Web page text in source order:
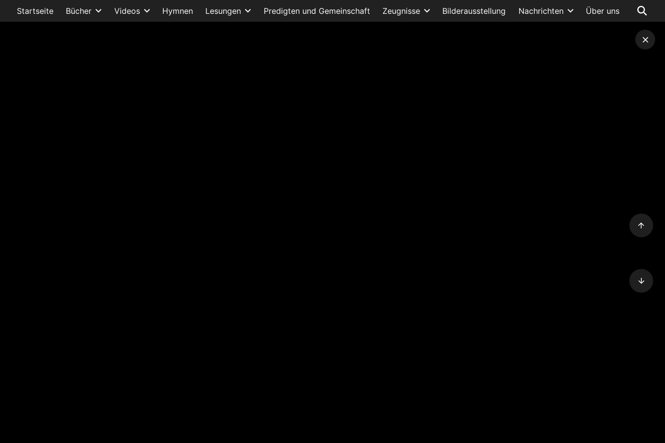
Startseite Bücher Videos Hymnen Lesungen Predigten und Gemeinschaft Zeugnisse Bilderausstellung Nachrichten Über uns